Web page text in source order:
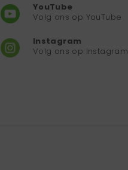
YouTube
Volg ons op YouTube
Instagram
Volg ons op Instagram